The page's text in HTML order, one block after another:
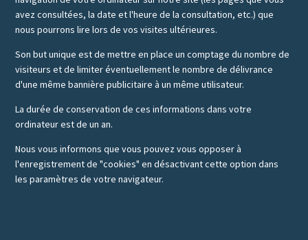
avez consultées, la date et l'heure de la consultation, etc.) que
nous pourrons lire lors de vos visites ultérieures.
Son but unique est de mettre en place un comptage du nombre de
visiteurs et de limiter éventuellement le nombre de délivrance
d'une même bannière publicitaire à un même utilisateur.
La durée de conservation de ces informations dans votre
ordinateur est de un an.
Nous vous informons que vous pouvez vous opposer à
l'enregistrement de "cookies" en désactivant cette option dans
les paramètres de votre navigateur.